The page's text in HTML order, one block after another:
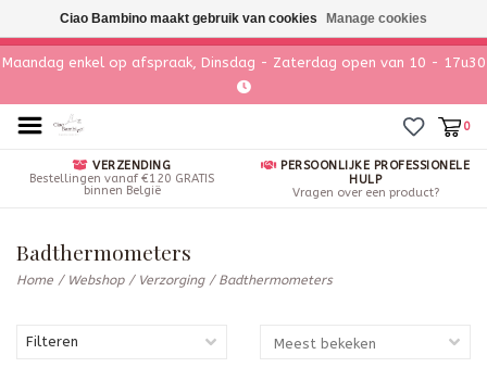
Maandag enkel op afspraak, Dinsdag - Zaterdag open van 10 - 17u30
0
VERZENDING
Bestellingen vanaf €120 GRATIS
binnen België
PERSOONLIJKE PROFESSIONELE
HULP
Vragen over een product?
Badthermometers
Home / Webshop/ Verzorging/ Badthermometers
Filteren
Ciao Bambino maakt gebruik van cookies Manage cookies